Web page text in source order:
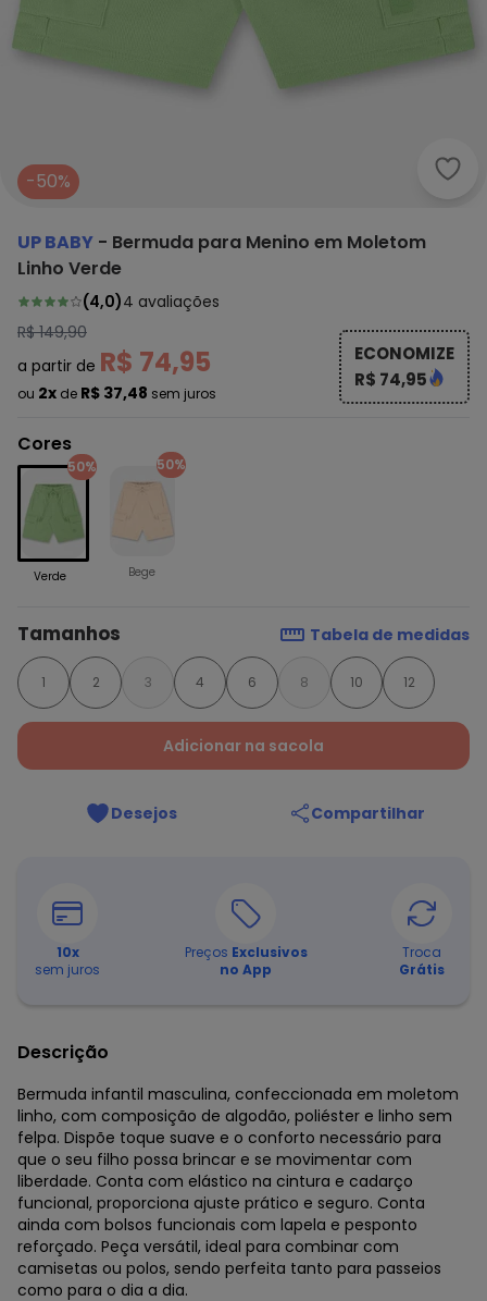
Up
-50%
UP BABY - Bermuda para Menino em Moletom
Linho Verde
(4,0)4 avaliações
R$ 149,90
a partir de R$ 74,95
ou 2x de R$ 37,48 sem juros
ECONOMIZE
R$ 74,95
Cores
50%
Verde
50%
Bege
Tamanhos Tabela de medidas
1 2 3 4 6 8 10 12
Adicionar na sacola
Desejos Compartilhar
10x
sem juros
Preços Exclusivos
no App
Troca
Grátis
Descrição
Bermuda infantil masculina, confeccionada em moletom
linho, com composição de algodão, poliéster e linho sem
felpa. Dispõe toque suave e o conforto necessário para
que o seu filho possa brincar e se movimentar com
liberdade. Conta com elástico na cintura e cadarço
funcional, proporciona ajuste prático e seguro. Conta
ainda com bolsos funcionais com lapela e pesponto
reforçado. Peça versátil, ideal para combinar com
camisetas ou polos, sendo perfeita tanto para passeios
como para o dia a dia.